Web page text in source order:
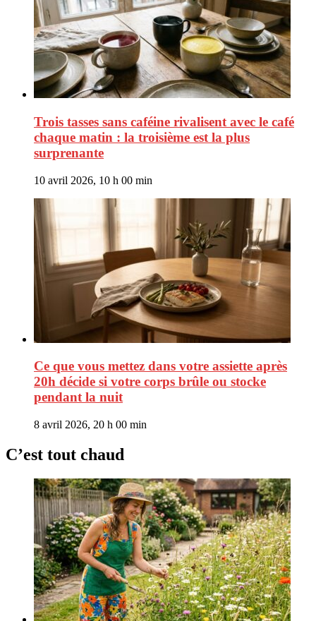
Trois tasses sans caféine rivalisent avec le café
chaque matin : la troisième est la plus
surprenante
10 avril 2026, 10 h 00 min
Ce que vous mettez dans votre assiette après
20h décide si votre corps brûle ou stocke
pendant la nuit
8 avril 2026, 20 h 00 min
C’est tout chaud